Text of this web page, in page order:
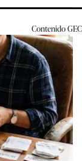
ContenidoGEC